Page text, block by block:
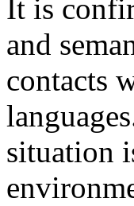
It is
and
contacts
situation